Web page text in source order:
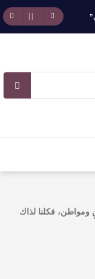
ومواطن، فكلنا لذاك